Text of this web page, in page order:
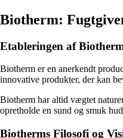
Biotherm:
Etableringen af
Biotherm er en anerkendt
innovative produkter, der kan
Biotherm har altid vægtet
opretholde en sund og smuk
Biotherms Filosofi og